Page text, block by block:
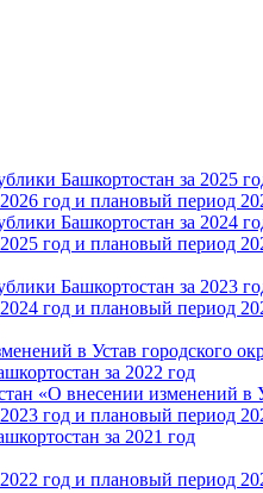
Башкортостан за 2025
год и плановый период
Башкортостан за 2024
год и плановый период
Башкортостан за 2023
год и плановый период
в Устав городского
за 2022 год
«О внесении изменений в
год и плановый период
за 2021 год
год и плановый период